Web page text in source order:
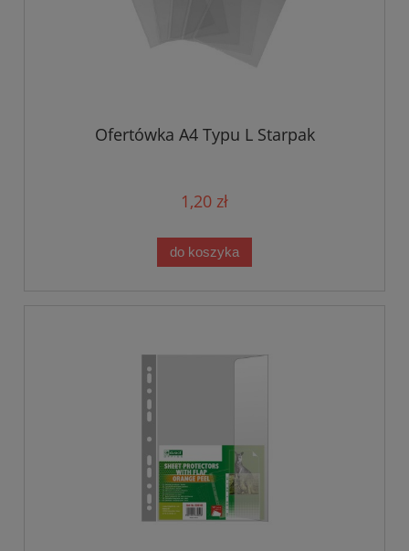
Ofertówka A4 Typu L Starpak
1,20 zł
do koszyka